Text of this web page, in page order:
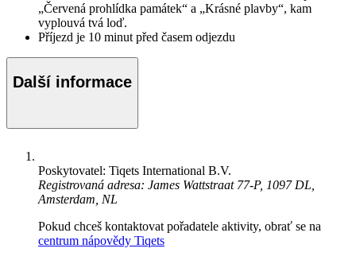
„Červená prohlídka památek“ a „Krásné plavby“, kam
vyplouvá tvá loď.
Příjezd je 10 minut před časem odjezdu
Další informace
Poskytovatel: Tiqets International B.V.
Registrovaná adresa: James Wattstraat 77-P, 1097 DL,
Amsterdam, NL
Pokud chceš kontaktovat pořadatele aktivity, obrať se na
centrum nápovědy Tiqets